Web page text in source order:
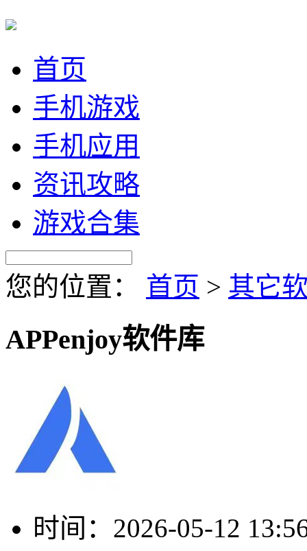
首页
手机游戏
手机应用
资讯攻略
游戏合集
您的位置： 首页 > 其它
APPenjoy软件库
时间： 2026-05-12